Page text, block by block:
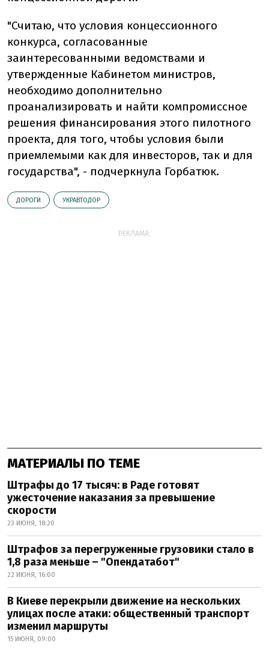
"Считаю, что условия концессионного
конкурса, согласованные
заинтересованными ведомствами и
утвержденные Кабинетом министров,
необходимо дополнительно
проанализировать и найти компромиссное
решения финансирования этого пилотного
проекта, для того, чтобы условия были
приемлемыми как для инвесторов, так и для
государства", - подчеркнула Горбатюк.
ДОРОГИ УКРАВТОДОР
РЕКЛАМА:
МАТЕРИАЛЫ ПО ТЕМЕ
Штрафы до 17 тысяч: в Раде готовят
ужесточение наказания за превышение
скорости
23 ИЮНЯ, 18:20
Штрафов за перегруженные грузовики стало в
1,8 раза меньше – "Опендатабот"
22 ИЮНЯ, 16:00
В Киеве перекрыли движение на нескольких
улицах после атаки: общественный транспорт
изменил маршруты
15 ИЮНЯ, 09:00